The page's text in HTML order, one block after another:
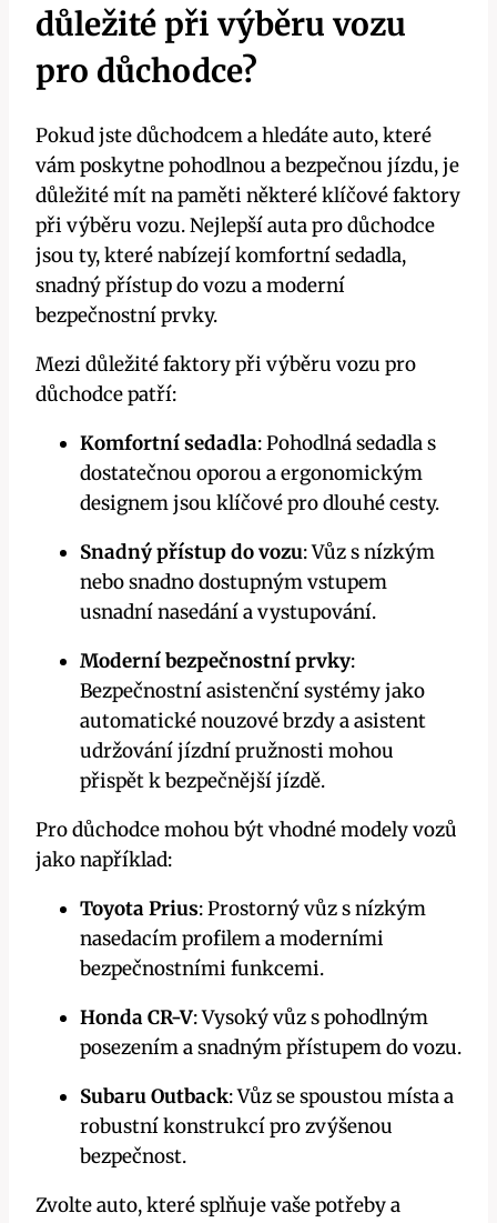
důležité při výběru vozu
pro důchodce?
Pokud jste důchodcem a hledáte auto, které
vám poskytne pohodlnou a bezpečnou jízdu, je
důležité mít na paměti některé klíčové faktory
při výběru vozu. Nejlepší auta pro důchodce
jsou ty, které nabízejí komfortní sedadla,
snadný přístup do vozu a moderní
bezpečnostní prvky.
Mezi důležité faktory při výběru vozu pro
důchodce patří:
Komfortní sedadla: Pohodlná sedadla s
dostatečnou oporou a ergonomickým
designem jsou klíčové pro dlouhé cesty.
Snadný přístup do vozu: Vůz s nízkým
nebo snadno dostupným vstupem
usnadní nasedání a vystupování.
Moderní bezpečnostní prvky:
Bezpečnostní asistenční systémy jako
automatické nouzové brzdy a asistent
udržování jízdní pružnosti mohou
přispět k bezpečnější jízdě.
Pro důchodce mohou být vhodné modely vozů
jako například:
Toyota Prius: Prostorný vůz s nízkým
nasedacím profilem a moderními
bezpečnostními funkcemi.
Honda CR-V: Vysoký vůz s pohodlným
posezením a snadným přístupem do vozu.
Subaru Outback: Vůz se spoustou místa a
robustní konstrukcí pro zvýšenou
bezpečnost.
Zvolte auto, které splňuje vaše potřeby a